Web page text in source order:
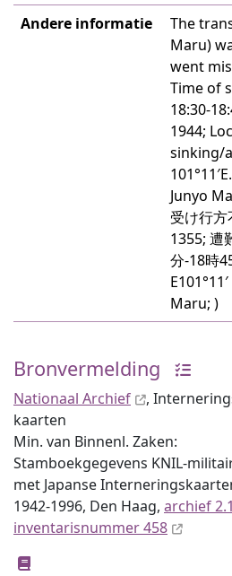
Andere informatie
The
Maru)
went
Time of
18:30-
1944;
sinking/
Junyo
受け行方
1355; 遭
分-18時
Maru; )
Bronvermelding
Nationaal Archief
,
kaarten
Min. van Binnenl. Zaken:
Stamboekgegevens KNIL-
met Japanse
1942-1996, Den Haag, archief
inventaris­num­mer 458